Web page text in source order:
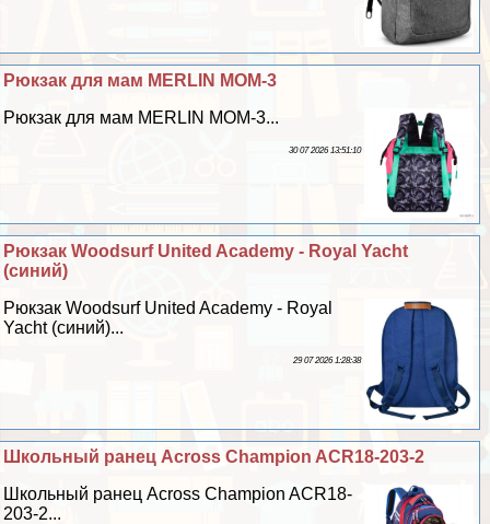
Рюкзак для мам MERLIN MOM-3
Рюкзак для мам MERLIN MOM-3...
30 07 2026 13:51:10
Рюкзак Woodsurf United Academy - Royal Yacht
(синий)
Рюкзак Woodsurf United Academy - Royal
Yacht (синий)...
29 07 2026 1:28:38
Школьный ранец Across Champion ACR18-203-2
Школьный ранец Across Champion ACR18-
203-2...